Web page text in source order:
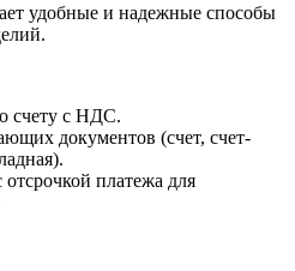
удобные и надежные способы
счету с НДС.
документов (счет, счет-
платежа для